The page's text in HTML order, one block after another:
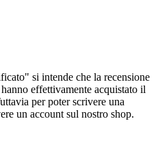
si intende che la recensione
effettivamente acquistato il
per poter scrivere una
un account sul nostro shop.